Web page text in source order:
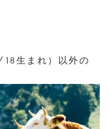
生まれ）以外の